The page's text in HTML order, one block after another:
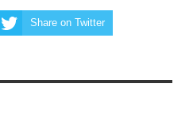
Share on Twitter